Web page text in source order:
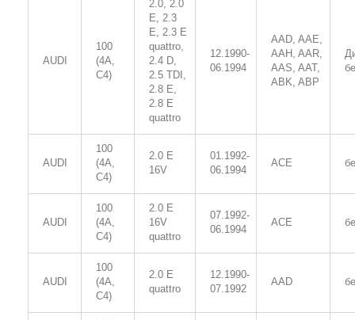
AUDI
100
(4A,
C4)
2.0, 2.0
E, 2.3
E, 2.3 E
quattro,
2.4 D,
2.5 TDI,
2.8 E,
2.8 E
quattro
12.1990-
06.1994
AAD, AAE,
AAH, AAR,
AAS, AAT,
ABK, ABP
AUDI
100
(4A,
C4)
2.0 E
16V
01.1992-
06.1994
ACE
AUDI
100
(4A,
C4)
2.0 E
16V
quattro
07.1992-
06.1994
ACE
AUDI
100
(4A,
C4)
2.0 E
quattro
12.1990-
07.1992
AAD